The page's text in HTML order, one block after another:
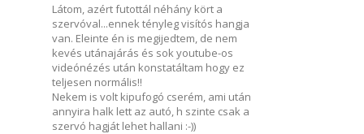
Látom, azért futottál néhány kört a
szervóval...ennek tényleg visítós hangja
van. Eleinte én is megijedtem, de nem
kevés utánajárás és sok youtube-os
videónézés után konstatáltam hogy ez
teljesen normális!!
Nekem is volt kipufogó cserém, ami után
annyira halk lett az autó, h szinte csak a
szervó hagját lehet hallani :-))